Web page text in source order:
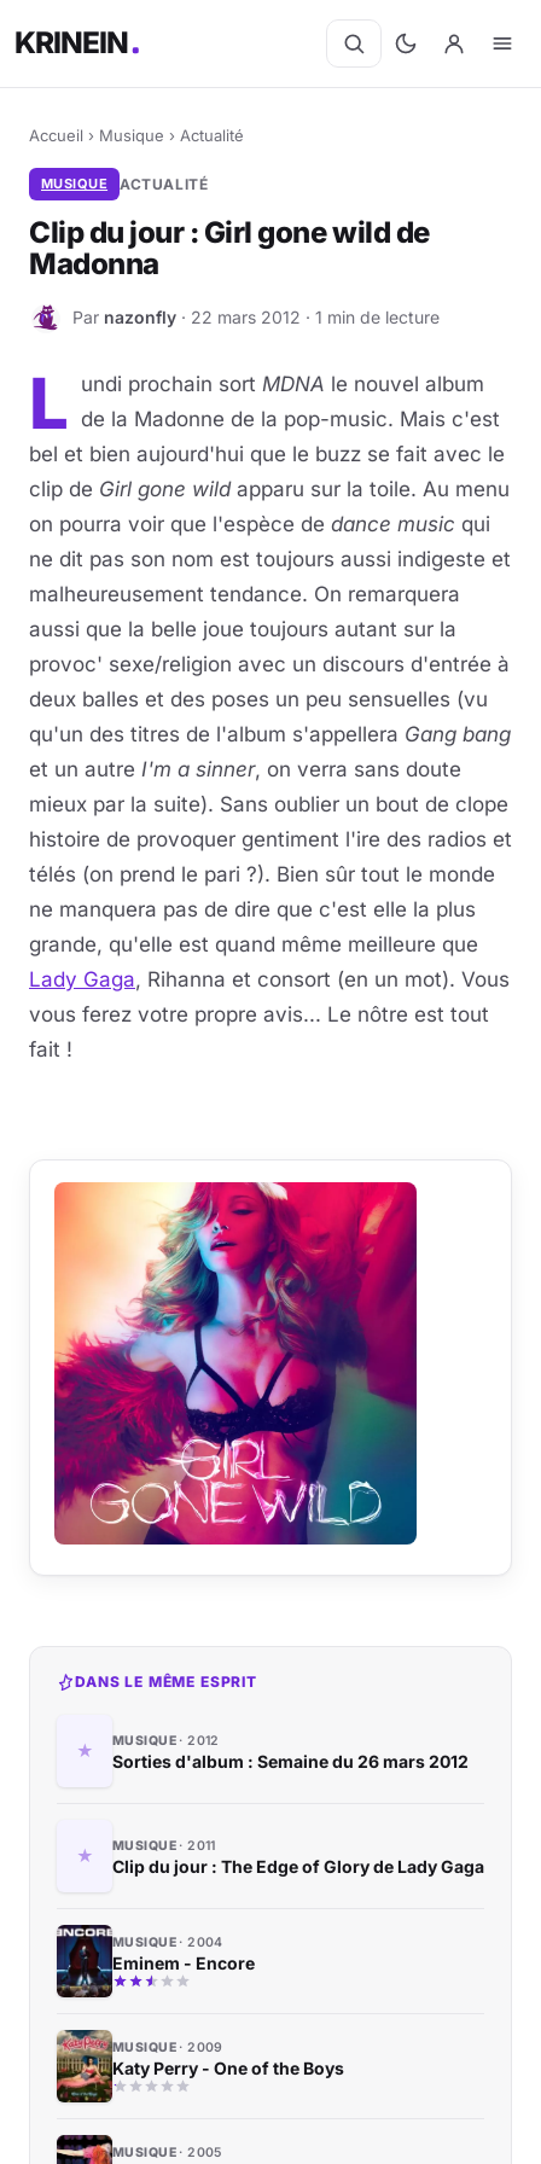
KRINEIN
Accueil › Musique › Actualité
MUSIQUE ACTUALITÉ
Clip du jour : Girl gone wild de
Madonna
N Par nazonfly · 22 mars 2012 · 1 min de lecture
L undi prochain sort MDNA le nouvel album
de la Madonne de la pop-music. Mais c'est
bel et bien aujourd'hui que le buzz se fait avec le
clip de Girl gone wildapparu sur la toile. Au menu
on pourra voir que l'espèce de dance music qui
ne dit pas son nom est toujours aussi indigeste et
malheureusement tendance. On remarquera
aussi que la belle joue toujours autant sur la
provoc' sexe/religion avec un discours d'entrée à
deux balles et des poses un peu sensuelles (vu
qu'un des titres de l'album s'appellera Gang bang
et un autre I'm a sinner, on verra sans doute
mieux par la suite). Sans oublier un bout de clope
histoire de provoquer gentiment l'ire des radios et
télés (on prend le pari ?). Bien sûr tout le monde
ne manquera pas de dire que c'est elle la plus
grande, qu'elle est quand même meilleure que
Lady Gaga, Rihanna et consort (en un mot). Vous
vous ferez votre propre avis... Le nôtre est tout
fait !
DANS LE MÊME ESPRIT
MUSIQUE 2012
Sorties d'album : Semaine du 26 mars 2012
MUSIQUE 2011
Clip du jour : The Edge of Glory de Lady Gaga
MUSIQUE 2004
Eminem - Encore
MUSIQUE 2009
Katy Perry - One of the Boys
MUSIQUE 2005